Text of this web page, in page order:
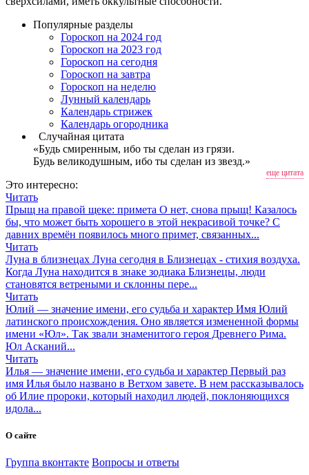
Популярные разделы
Гороскоп на 2024 год
Гороскоп на 2023 год
Гороскоп на сегодня
Гороскоп на завтра
Гороскоп на неделю
Лунный календарь
Календарь стрижек
Календарь огородника
Случайная цитата
«Будь смиренным, ибо ты сделан из грязи.
Будь великодушным, ибо ты сделан из звезд.»
еще цитата
Это интересно:
Читать
Прыщ на правой щеке: примета О нет, снова прыщ! Казалось
бы, что может быть хорошего в этой некрасивой точке? С
давних времён появилось много примет, связанных...
Читать
Луна в близнецах Луна сегодня в Близнецах - стихия воздуха.
Когда Луна находится в знаке зодиака Близнецы, люди
становятся ветреными и склонны пере...
Читать
Юлий — значение имени, его судьба и характер Имя Юлий
латинского происхождения. Оно является измененной формы
имени «Юл». Так звали знаменитого героя Древнего Рима.
Юл Асканий...
Читать
Илья — значение имени, его судьба и характер Первый раз
имя Илья было названо в Ветхом завете. В нем рассказывалось
об Илие пророки, который находил людей, поклоняющихся
идола...
О сайте
Группа вконтакте Вопросы и ответы